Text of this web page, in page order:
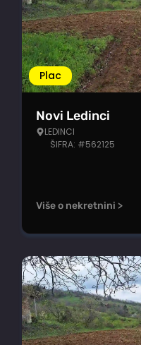
Plac
Novi Ledinci
LEDINCI
ŠIFRA: #562125
Više o nekretnini >